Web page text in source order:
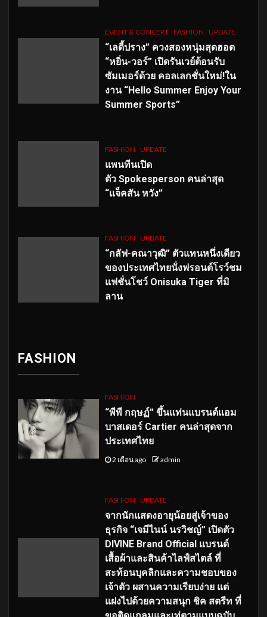
EVENT & CONCERT FASHION UPDATE
“เลดี้ปราง” ควงสองหนุ่มสุดฮอต
“หยิ่น-วอร์” เปิดรันเวย์ต้อนรับ
ซัมเมอร์ด้วย คอลเลกชั่นใหม่!ใน
งาน “Hello Summer Enjoy Your
Summer Sports”
FASHION UPDATE
แพนทีนเปิด
ตัว Spokesperson คนล่าสุด
“แจ็คสัน หวัง”
FASHION UPDATE
“กลัฟ-คณาวุฒิ” ตัวแทนหนึ่งเดียว
ของประเทศไทยนั่งฟรอนต์โรว์ชม
แฟชั่นโชว์ Onisuka Tiger ที่มิ
ลาน
FASHION
FASHION
“พีพี กฤษฏ์” ขึ้นแท่นแบรนด์แอม
บาสเดอร์ Cartier คนล่าสุดจาก
ประเทศไทย
2 เดือน ago admin
FASHION UPDATE
จากนักแสดงอายุน้อยสู่เจ้าของ
ธุรกิจ “เจมีไนน์ นรวิชญ์” เปิดตัว
DIVINE Brand Official แบรนด์
เสื้อผ้าและสินค้าไลฟ์สไตล์ ที่
สะท้อนบุคลิกและความชอบของ
เจ้าตัว ผสานความเรียบง่าย แต่
แฝงไปด้วยความสนุก ชิค สตรีท ที่